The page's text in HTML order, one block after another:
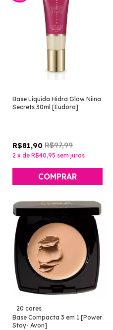
Base Líquida Hidra Glow Niina
Secrets 30ml [Eudora]
R$81,90 R$97,99
2 x de R$40,95 sem juros
COMPRAR
20 cores
Base Compacta 3 em 1 [Power
Stay- Avon]